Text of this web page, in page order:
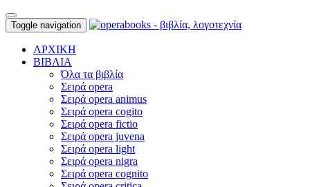
Toggle navigation
ΑΡΧΙΚΗ
ΒΙΒΛΙΑ
Όλα τα βιβλία
Σειρά opera
Σειρά opera animus
Σειρά opera cogito
Σειρά opera fictio
Σειρά opera juvena
Σειρά opera light
Σειρά opera nigra
Σειρά opera cognito